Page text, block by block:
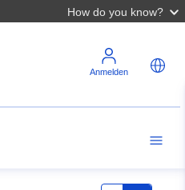
How do you know?
Anmelden